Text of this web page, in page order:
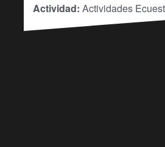
Actividad: Actividades